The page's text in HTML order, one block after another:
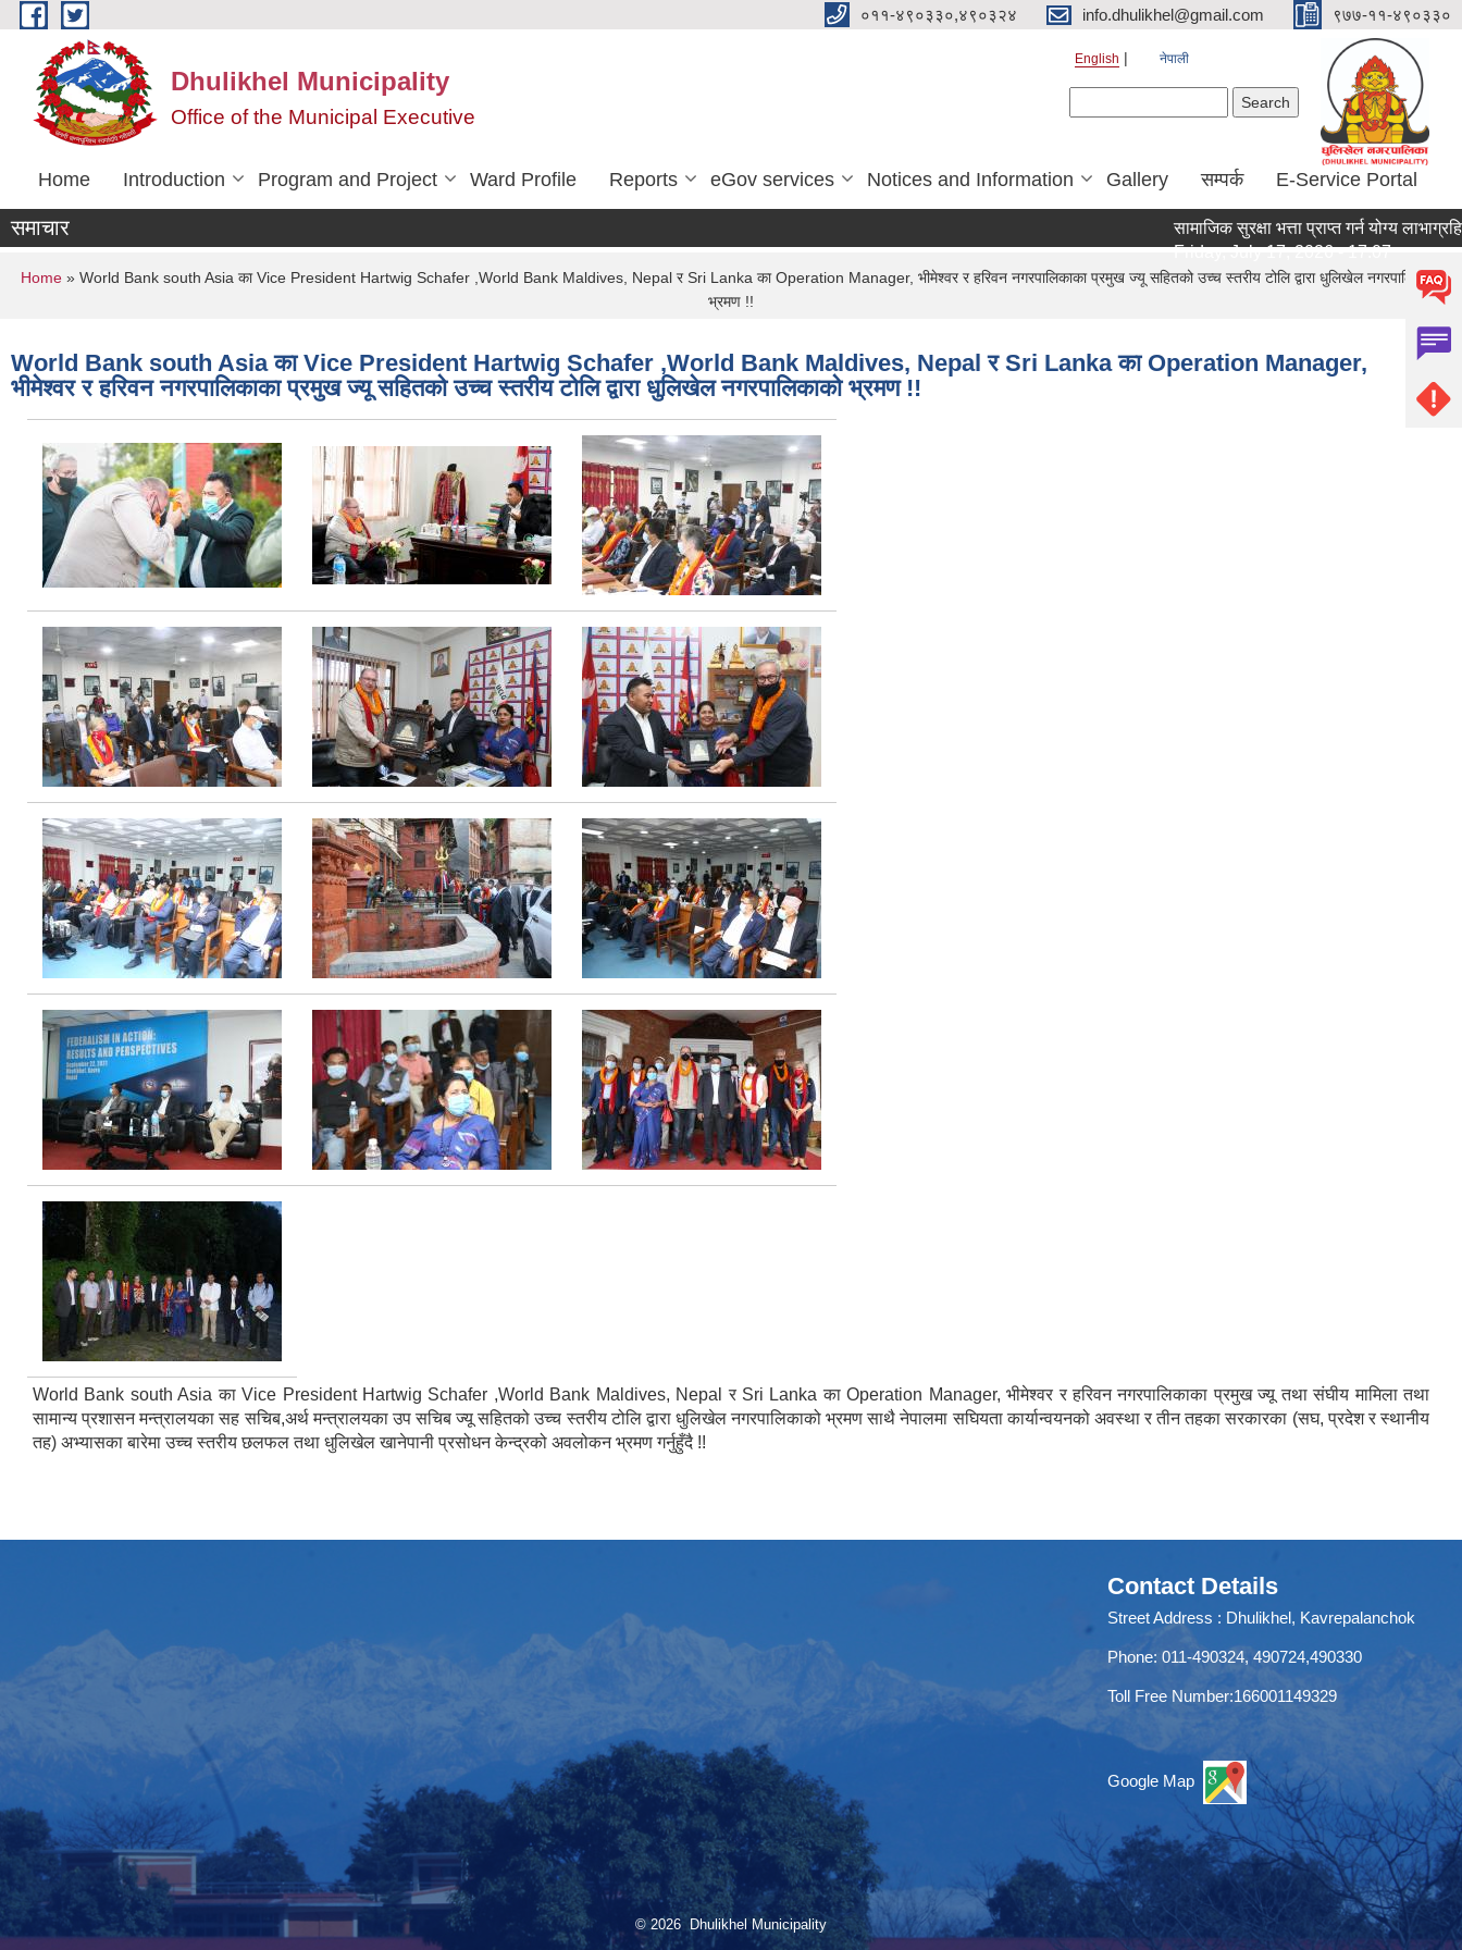
Skip to main content ०११-४९०३३०,४९०३२४ info.dhulikhel@gmail.com ९७७-११-४९०३३०
Dhulikhel Municipality
Office of the Municipal Executive
English नेपाली
Home Introduction Program and Project Ward Profile Reports eGov services Notices and Information Gallery सम्पर्क E-Service Portal
समाचार
सामाजिक सुरक्षा भत्ता प्राप्त गर्न योग्य
Friday, July 17, 2026 - 17:07
You are here
Home» World Bank south Asia का Vice President Hartwig Schafer ,World Bank Maldives, Nepal र Sri Lanka का Operation Manager, भीमेश्वर र हरिवन नगरपालिकाका प्रमुख ज्यू सहितको उच्च स्तरीय टोलि द्वारा धुलिखेल नगरपालिकाको
भ्रमण !!
World Bank south Asia का Vice President Hartwig Schafer ,World Bank Maldives, Nepal र Sri Lanka का Operation Manager,
भीमेश्वर र हरिवन नगरपालिकाका प्रमुख ज्यू सहितको उच्च स्तरीय टोलि द्वारा धुलिखेल नगरपालिकाको भ्रमण !!
World Bank south Asia का Vice President Hartwig Schafer ,World Bank Maldives, Nepal र Sri Lanka का Operation Manager, भीमेश्वर र हरिवन नगरपालिकाका प्रमुख ज्यू तथा संघीय मामिला तथा
सामान्य प्रशासन मन्त्रालयका सह सचिब,अर्थ मन्त्रालयका उप सचिब ज्यू सहितको उच्च स्तरीय टोलि द्वारा धुलिखेल नगरपालिकाको भ्रमण साथै नेपालमा सघियता कार्यान्वयनको अवस्था र तीन तहका सरकारका (सघ, प्रदेश र स्थानीय
तह) अभ्यासका बारेमा उच्च स्तरीय छलफल तथा धुलिखेल खानेपानी प्रसोधन केन्द्रको अवलोकन भ्रमण गर्नुहुँदै !!
Contact Details
Street Address : Dhulikhel, Kavrepalanchok
Phone: 011-490324, 490724,490330
Toll Free Number:166001149329
Google Map
© 2026 Dhulikhel Municipality